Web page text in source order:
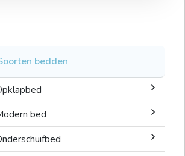
bedden
bed